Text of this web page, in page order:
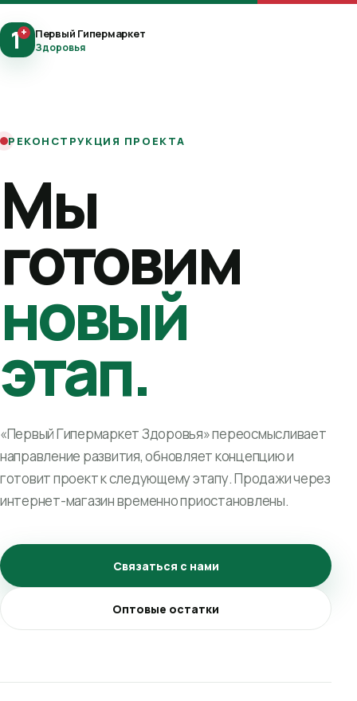
1+ Первый Гипермаркет
Здоровья
РЕКОНСТРУКЦИЯ ПРОЕКТА
Мы
готовим
новый
этап.
«Первый Гипермаркет Здоровья» переосмысливает
направление развития, обновляет концепцию и
готовит проект к следующему этапу. Продажи через
интернет-магазин временно приостановлены.
Связаться с нами
Оптовые остатки